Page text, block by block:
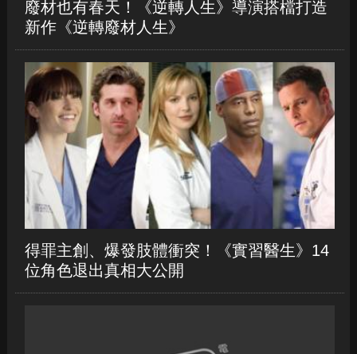
廢材也有春天！《逆轉人生》導演搭檔打造
新作《逆轉廢材人生》
得罪主創、爆發肢體衝突！《實習醫生》14
位角色退出真相大公開